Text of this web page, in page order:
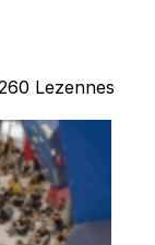
Lezennes